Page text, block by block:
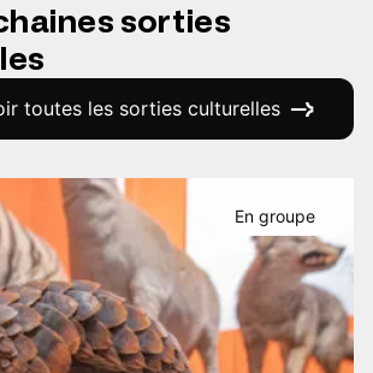
sorties
toutes les sorties culturelles
En groupe